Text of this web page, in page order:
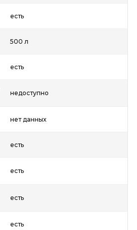
есть
500 л
есть
недоступно
нет данных
есть
есть
есть
есть